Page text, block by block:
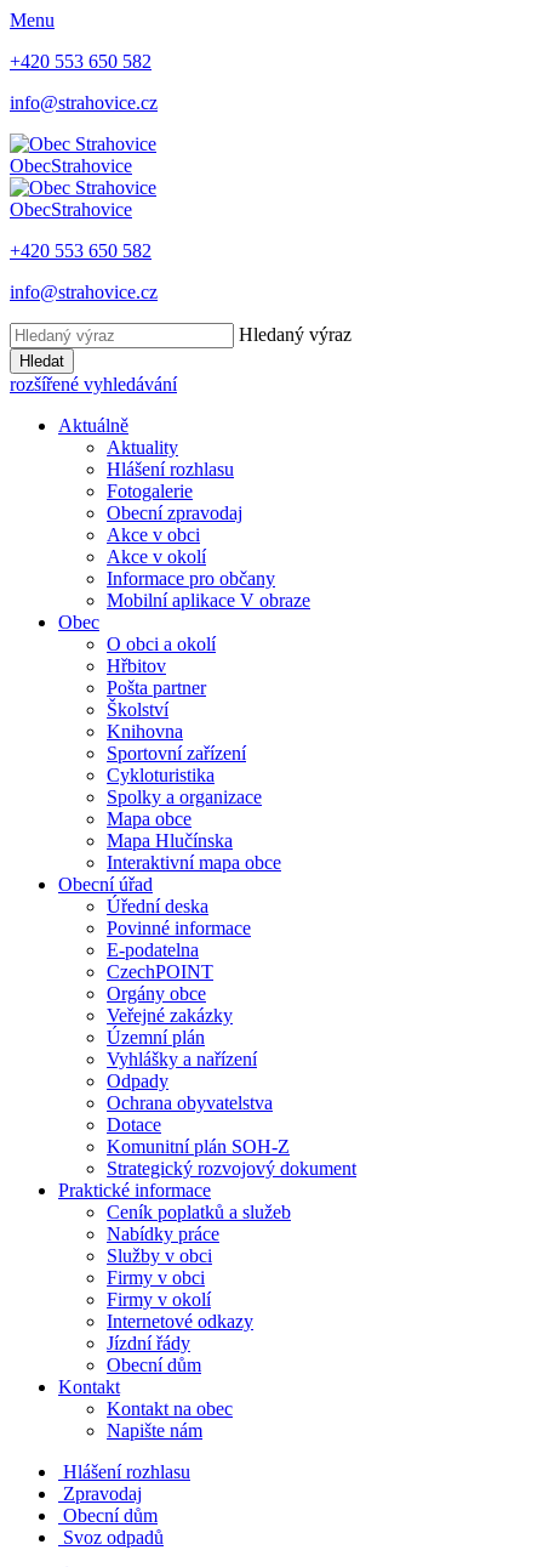
Menu
+420 553 650 582
info@strahovice.cz
ObecStrahovice
ObecStrahovice
+420 553 650 582
info@strahovice.cz
Hledaný výraz
Hledat
rozšířené vyhledávání
Aktuálně
Aktuality
Hlášení rozhlasu
Fotogalerie
Obecní zpravodaj
Akce v obci
Akce v okolí
Informace pro občany
Mobilní aplikace V obraze
Obec
O obci a okolí
Hřbitov
Pošta partner
Školství
Knihovna
Sportovní zařízení
Cykloturistika
Spolky a organizace
Mapa obce
Mapa Hlučínska
Interaktivní mapa obce
Obecní úřad
Úřední deska
Povinné informace
E-podatelna
CzechPOINT
Orgány obce
Veřejné zakázky
Územní plán
Vyhlášky a nařízení
Odpady
Ochrana obyvatelstva
Dotace
Komunitní plán SOH-Z
Strategický rozvojový dokument
Praktické informace
Ceník poplatků a služeb
Nabídky práce
Služby v obci
Firmy v obci
Firmy v okolí
Internetové odkazy
Jízdní řády
Obecní dům
Kontakt
Kontakt na obec
Napište nám
Hlášení rozhlasu
Zpravodaj
Obecní dům
Svoz odpadů